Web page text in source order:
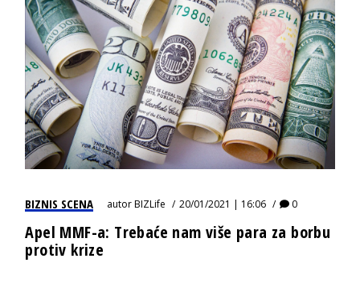
BIZNIS SCENA autorBIZLife 20/01/2021 | 16:06 0
Apel MMF-a: Trebaće nam više para za borbu
protiv krize